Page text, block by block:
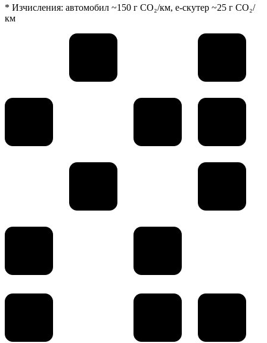
* Изчисления: автомобил ~150 г CO₂/км, е-скутер ~25 г CO₂/
км